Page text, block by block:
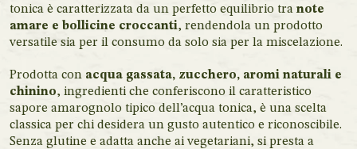
tonica è caratterizzata da un perfetto equilibrio tra note
amare e bollicine croccanti, rendendola un prodotto
versatile sia per il consumo da solo sia per la miscelazione.
Prodotta con acqua gassata, zucchero, aromi naturali e
chinino, ingredienti che conferiscono il caratteristico
sapore amarognolo tipico dell’acqua tonica, è una scelta
classica per chi desidera un gusto autentico e riconoscibile.
Senza glutine e adatta anche ai vegetariani, si presta a